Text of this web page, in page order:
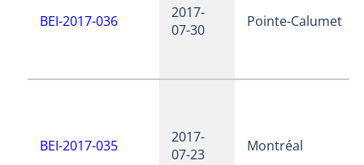
BEI-2017-036
2017-
07-30
Pointe-Calumet
BEI-2017-035
2017-
07-23
Montréal